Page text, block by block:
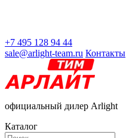
+7 495 128 94 44
sale@arlight-team.ru Контакты
официальный дилер Arlight
Каталог